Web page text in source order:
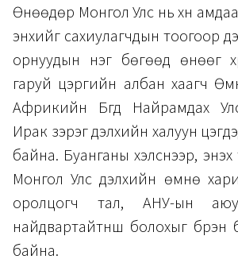
Өнөөдөр Монгол Улс нь хүн
энхийг сахиулагчдын тоогоор
орнуудын нэг бөгөөд өнөөг
гаруй цэргийн албан хаагч
Африкийн Бүгд Найрамдах
Ирак зэрэг дэлхийн халуун
байна. Буанганы хэлснээр, энэхүү
Монгол Улс дэлхийн өмнө
оролцогч тал, АНУ-ын
найдвартайтүнш болохыг бүрэн
байна.